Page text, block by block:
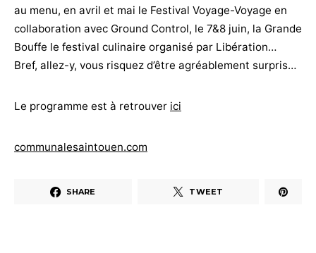
au menu, en avril et mai le Festival Voyage-Voyage en
collaboration avec Ground Control, le 7&8 juin, la Grande
Bouffe le festival culinaire organisé par Libération…
Bref, allez-y, vous risquez d’être agréablement surpris…
Le programme est à retrouver ici
communalesaintouen.com
SHARE TWEET